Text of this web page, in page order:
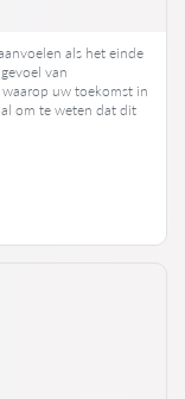
als het einde
van
uw toekomst in
om te weten dat dit